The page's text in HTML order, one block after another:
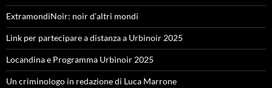
ExtramondiNoir: noir d’altri mondi
Link per partecipare a distanza a Urbinoir 2025
Locandina e Programma Urbinoir 2025
Un criminologo in redazione di Luca Marrone